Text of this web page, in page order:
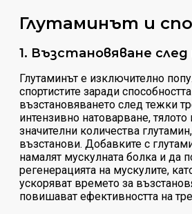
Глутаминът и
1. Възстановяване
Глутаминът е изключително
спортистите заради
възстановяването след тежки
интензивно натоварване, тялото
значителни количества
възстанови. Добавките с
намалят мускулната болка и да
регенерацията на мускулите,
ускоряват времето за
повишават ефективността на